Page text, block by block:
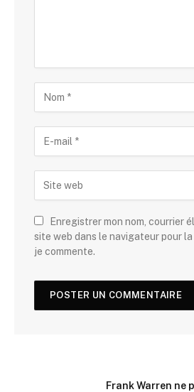
Enregistrer mon nom, courrier
site web dans le navigateur pour
je commente.
Frank Warren ne